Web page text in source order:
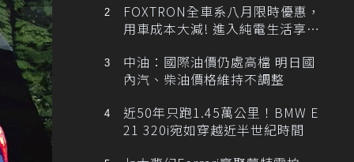
FOXTRON全車系八月限時優惠，
用車成本大減! 進入純電生活享
中油：國際油價仍處高檔 明日國
內汽、柴油價格維持不調整
近50年只跑1.45萬公里！BMW E
21 320i宛如穿越近半世紀時間